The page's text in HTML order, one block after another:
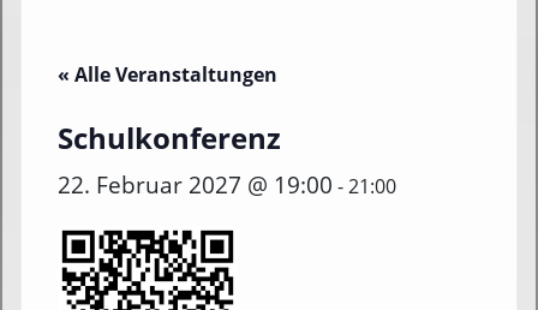
« Alle Veranstaltungen
Schulkonferenz
22. Februar 2027 @ 19:00 -21:00